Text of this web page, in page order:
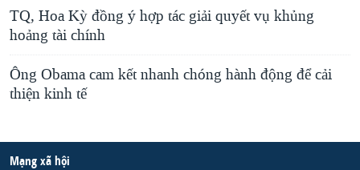
TQ, Hoa Kỳ đồng ý hợp tác giải quyết vụ khủng
hoảng tài chính
Ông Obama cam kết nhanh chóng hành động để cải
thiện kinh tế
Mạng xã hội